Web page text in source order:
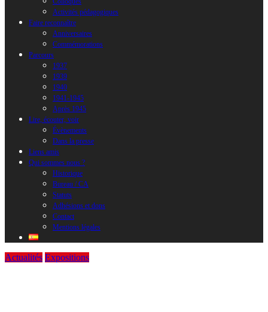
Activités pédagogiques
Faire reconnaître
Anniversaires
Commémorations
Parcours
1937
1939
1940
1941-1945
Après 1945
Lire, écouter, voir
Évènements
Dans la presse
Liens amis
Qui sommes nous ?
Historique
Bureau / CA
Statuts
Adhésions et dons
Contact
Mentions légales
Actualités Expositions